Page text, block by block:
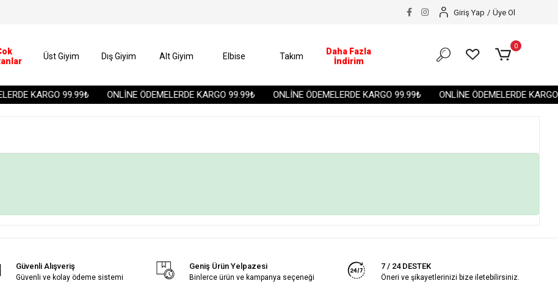
KARGO 99.99₺ ONLİNE ÖDEMELERDE KARGO 99.99₺ ONLİNE ÖDEMELERDE KARGO 99.99₺ ONLİNE ÖDEMELERDE
Giriş Yap / Üye Ol
Üst Giyim Dış Giyim Alt Giyim Elbise Takım
Daha Fazla
İndirim
0
Güvenli Alışveriş
Güvenli ve kolay ödeme sistemi
Geniş Ürün Yelpazesi
Binlerce ürün ve kampanya seçeneği
7 / 24 DESTEK
Öneri ve şikayetlerinizi bize iletebilirsiniz.